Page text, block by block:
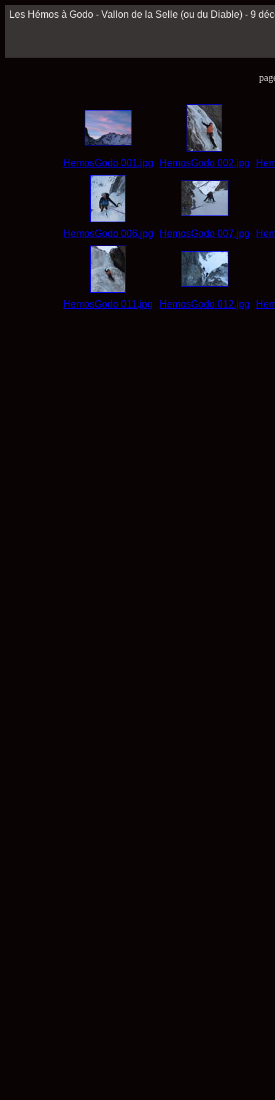
Les Hémos à Godo - Vallon de la Selle (ou du Diable) - 9
HemosGodo 001.jpg HemosGodo 002.jpg
HemosGodo 006.jpg HemosGodo 007.jpg
HemosGodo 011.jpg HemosGodo 012.jpg